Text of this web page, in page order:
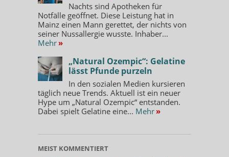
Nachts sind Apotheken für
Notfälle geöffnet. Diese Leistung hat in
Mainz einen Mann gerettet, der nichts von
seiner Nussallergie wusste. Inhaber...
Mehr »
„Natural Ozempic“: Gelatine
lässt Pfunde purzeln
In den sozialen Medien kursieren
täglich neue Trends. Aktuell ist ein neuer
Hype um „Natural Ozempic“ entstanden.
Dabei spielt Gelatine eine... Mehr »
MEIST KOMMENTIERT